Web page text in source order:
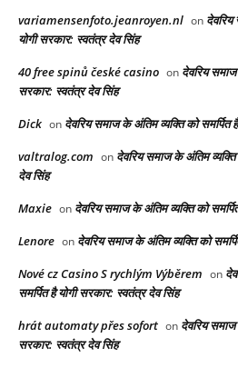
variamensenfoto.jeanroyen.nl on देवरिय
योगी सरकार: स्वतंत्र देव सिंह
40 free spinů české casino on देवरिय समाज
सरकार: स्वतंत्र देव सिंह
Dick on देवरिय समाज के अंतिम व्यक्ति को समर्पित
valtralog.com on देवरिय समाज के अंतिम
देव सिंह
Maxie on देवरिय समाज के अंतिम व्यक्ति को
Lenore on देवरिय समाज के अंतिम व्यक्ति को
Nové cz Casino S rychlým Výběrem on
समर्पित है योगी सरकार: स्वतंत्र देव सिंह
hrát automaty přes sofort on देवरिय समाज
सरकार: स्वतंत्र देव सिंह